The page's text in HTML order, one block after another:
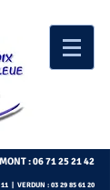
:06 71 25 21 42
| VERDUN : 03 29 85 61 20